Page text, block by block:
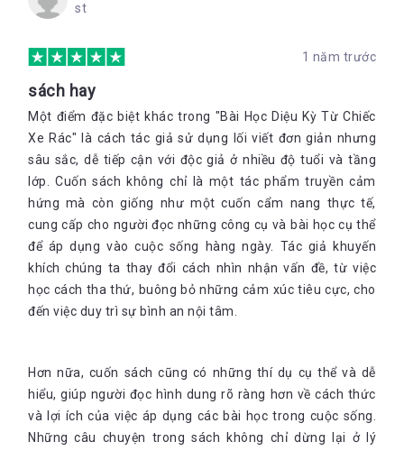
st
1 năm trước
sách hay
Một điểm đặc biệt khác trong "Bài Học Diệu Kỳ Từ Chiếc
Xe Rác" là cách tác giả sử dụng lối viết đơn giản nhưng
sâu sắc, dễ tiếp cận với độc giả ở nhiều độ tuổi và tầng
lớp. Cuốn sách không chỉ là một tác phẩm truyền cảm
hứng mà còn giống như một cuốn cẩm nang thực tế,
cung cấp cho người đọc những công cụ và bài học cụ thể
để áp dụng vào cuộc sống hàng ngày. Tác giả khuyến
khích chúng ta thay đổi cách nhìn nhận vấn đề, từ việc
học cách tha thứ, buông bỏ những cảm xúc tiêu cực, cho
đến việc duy trì sự bình an nội tâm.
Hơn nữa, cuốn sách cũng có những thí dụ cụ thể và dễ
hiểu, giúp người đọc hình dung rõ ràng hơn về cách thức
và lợi ích của việc áp dụng các bài học trong cuộc sống.
Những câu chuyện trong sách không chỉ dừng lại ở lý